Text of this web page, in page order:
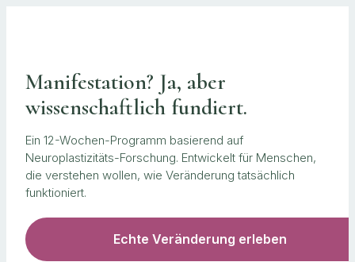
Manifestation? Ja, aber
wissenschaftlich fundiert.
Ein 12-Wochen-Programm basierend auf
Neuroplastizitäts-Forschung. Entwickelt für Menschen,
die verstehen wollen, wie Veränderung tatsächlich
funktioniert.
Echte Veränderung erleben